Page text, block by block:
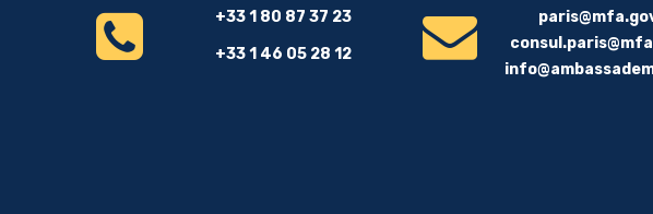
+33 1 80 87 37 23
+33 1 46 05 28 12